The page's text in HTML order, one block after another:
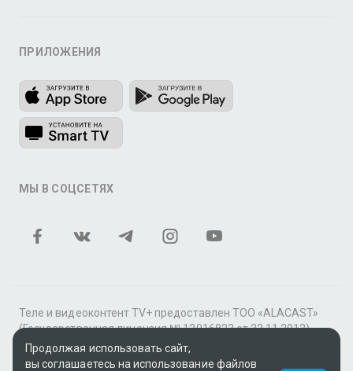
ПРИЛОЖЕНИЯ
МЫ В СОЦСЕТЯХ
Теле и видеоконтент TV+ предоставлен ТОО «ALACAST»
(Государственная лицензия № 12016823 от 22.11.2012).
В рамках услуги «Видео по подписке» для «Пакета
Продолжая использовать сайт,
вы соглашаетесь на использование файлов